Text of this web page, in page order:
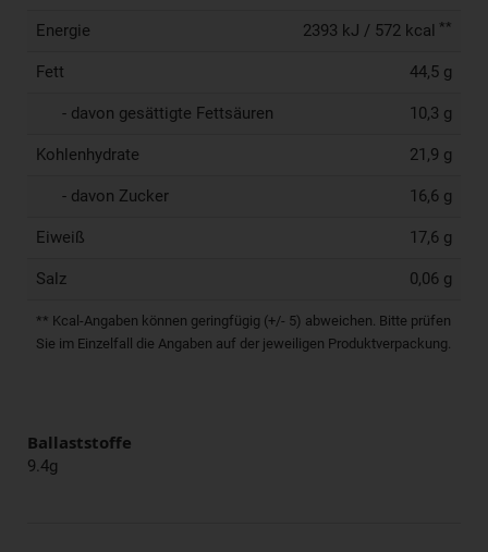
Energie 2393 kJ / 572 kcal **
Fett 44,5 g
- davon gesättigte Fettsäuren 10,3 g
Kohlenhydrate 21,9 g
- davon Zucker 16,6 g
Eiweiß 17,6 g
Salz 0,06 g
** Kcal-Angaben können geringfügig (+/- 5) abweichen. Bitte prüfen
Sie im Einzelfall die Angaben auf der jeweiligen Produktverpackung.
Ballaststoffe
9.4g